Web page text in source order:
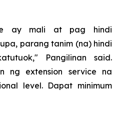
ay mali at pag hindi
parang tanim (na) hindi
Pangilinan said.
ng extension service na
level. Dapat minimum